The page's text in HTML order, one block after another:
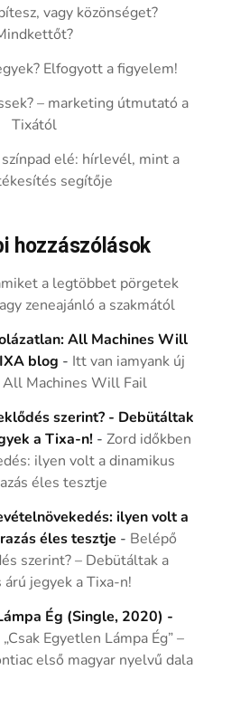
vagy közönséget?
Elfogyott a figyelem!
– marketing útmutató a
Tixától
elé: hírlevél, mint a
segítője
hozzászólások
a legtöbbet pörgetek
zeneajánló a szakmától
All Machines Will
blog - Itt van iamyank új
All Machines Will Fail
szerint? - Debütáltak
a Tixa-n! -Zord időkben
ilyen volt a dinamikus
éles tesztje
ilyen volt a
éles tesztje - Belépő
szerint? – Debütáltak a
jegyek a Tixa-n!
Ég (Single, 2020) -
„Csak Egyetlen Lámpa Ég” –
első magyar nyelvű dala